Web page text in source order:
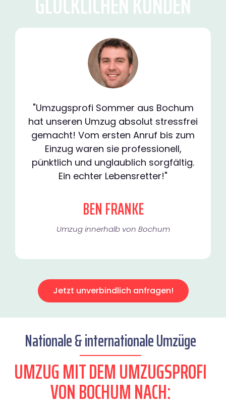
"Umzugsprofi Sommer aus Bochum
hat unseren Umzug absolut stressfrei
gemacht! Vom ersten Anruf bis zum
Einzug waren sie professionell,
pünktlich und unglaublich sorgfältig.
Ein echter Lebensretter!"
BEN FRANKE
Umzug innerhalb von Bochum​
Jetzt unverbindlich anfragen!
Nationale & internationale Umzüge
UMZUG MIT DEM UMZUGSPROFI
VON BOCHUM NACH: